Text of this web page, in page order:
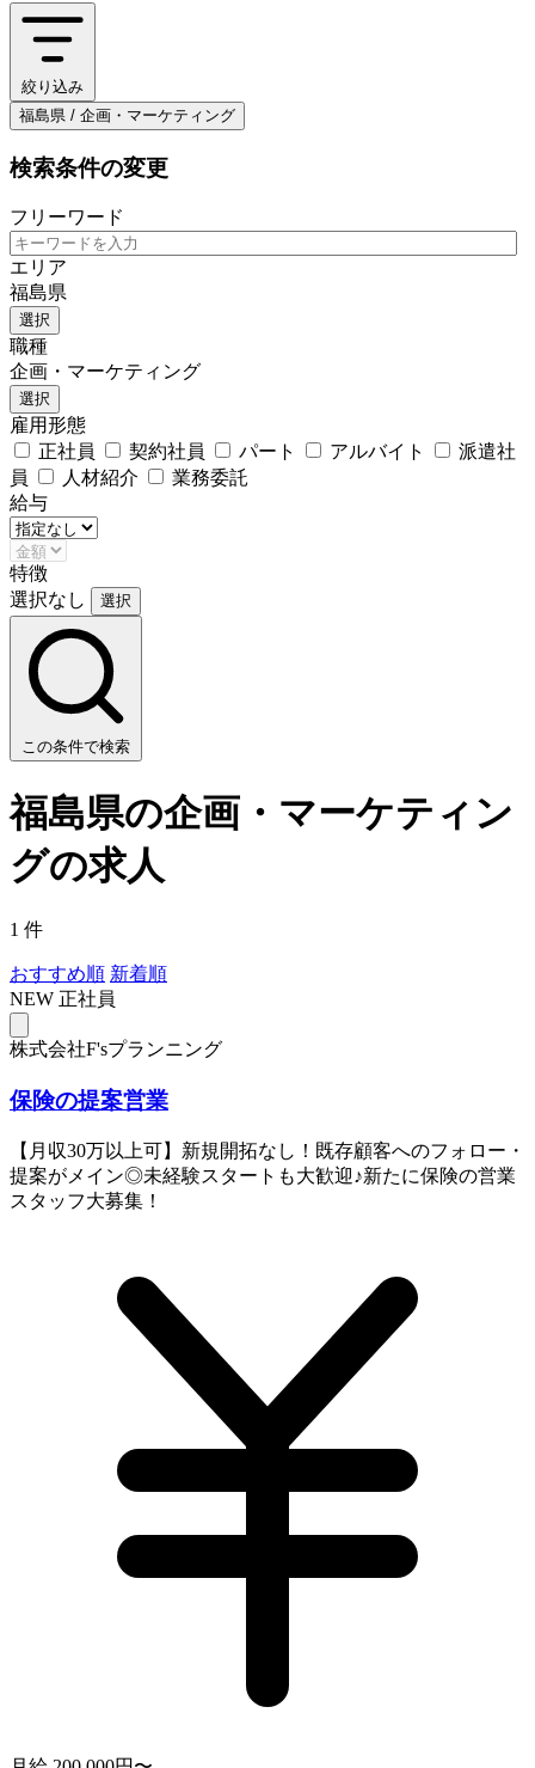
絞り込み
福島県 / 企画・マーケティング
検索条件の変更
フリーワード
エリア
福島県
選択
職種
企画・マーケティング
選択
雇用形態
正社員
契約社員 パート アルバイト
派遣社
員
人材紹介
業務委託
給与
特徴
選択なし
選択
この条件で検索
福島県の企画・マーケティン
グの求人
1 件
おすすめ順 新着順
NEW 正社員
株式会社F'sプランニング
保険の提案営業
【月収30万以上可】新規開拓なし！既存顧客へのフォロー・
提案がメイン◎未経験スタートも大歓迎♪新たに保険の営業
スタッフ大募集！